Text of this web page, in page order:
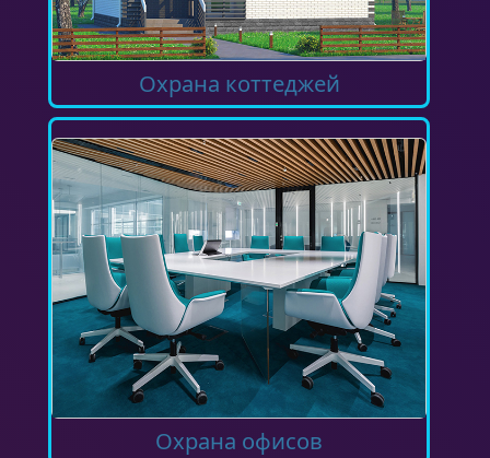
Охрана коттеджей
Охрана офисов